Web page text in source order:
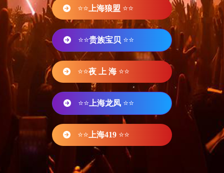
⭐⭐ 上海狼盟 ⭐⭐
⭐⭐贵族宝贝 ⭐⭐
⭐⭐夜 上 海 ⭐⭐
⭐⭐ 上海龙凤 ⭐⭐
⭐⭐ 上海419 ⭐⭐